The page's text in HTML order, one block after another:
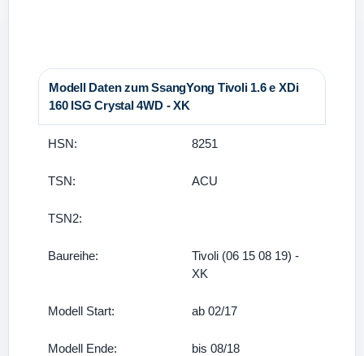
Modell Daten zum SsangYong Tivoli 1.6 e XDi
160 ISG Crystal 4WD - XK
HSN: 8251
TSN: ACU
TSN2:
Baureihe:
Tivoli (06 15 08 19) -
XK
Modell Start: ab 02/17
Modell Ende: bis 08/18